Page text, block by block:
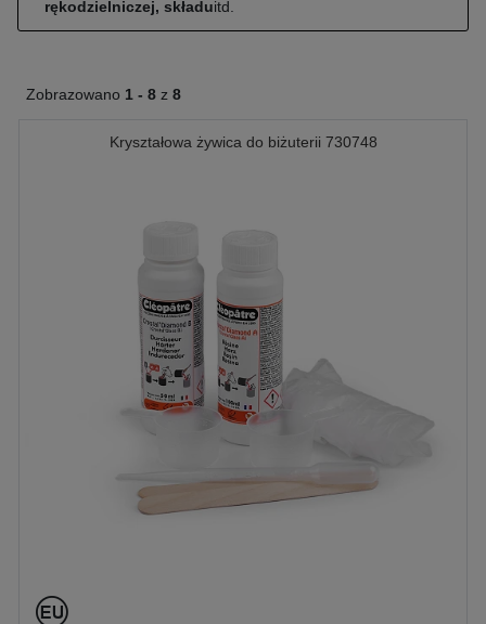
rękodzielniczej, składuitd.
Zobrazowano 1 - 8 z 8
Kryształowa żywica do biżuterii 730748